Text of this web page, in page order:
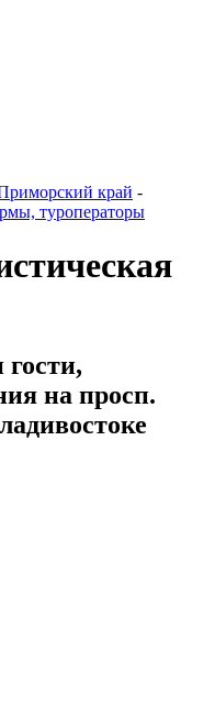
край -
туроператоры
на просп.